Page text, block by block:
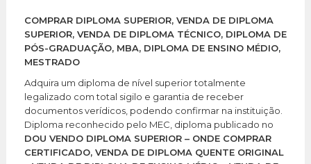
COMPRAR DIPLOMA SUPERIOR, VENDA DE DIPLOMA
SUPERIOR, VENDA DE DIPLOMA TÉCNICO, DIPLOMA DE
PÓS-GRADUAÇÃO, MBA, DIPLOMA DE ENSINO MÉDIO,
MESTRADO
Adquira um diploma de nível superior totalmente
legalizado com total sigilo e garantia de receber
documentos verídicos, podendo confirmar na instituição.
Diploma reconhecido pelo MEC, diploma publicado no
DOU VENDO DIPLOMA SUPERIOR – ONDE COMPRAR
CERTIFICADO, VENDA DE DIPLOMA QUENTE ORIGINAL